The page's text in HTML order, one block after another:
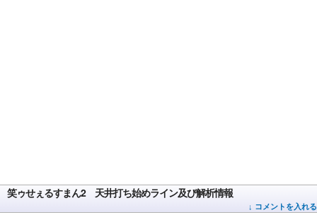
笑ゥせぇるすまん2 天井打ち始めライン及び解析情報
↓ コメントを入れる